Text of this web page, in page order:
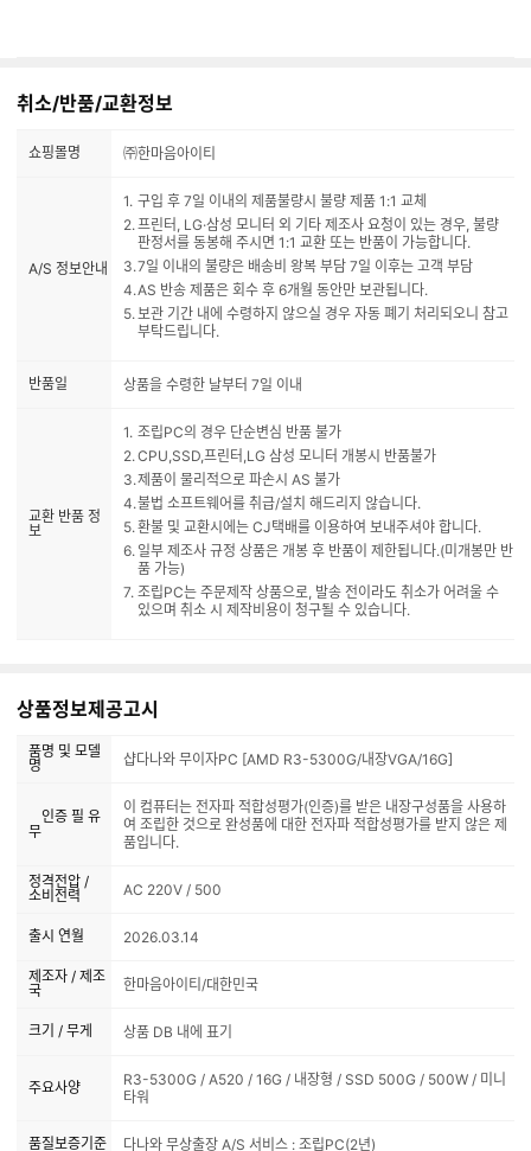
취소/반품/교환정보
쇼핑몰명 ㈜한마음아이티
A/S 정보안내
구입 후 7일 이내의 제품불량시 불량 제품 1:1 교체
프린터, LG·삼성 모니터 외 기타 제조사 요청이 있는 경우, 불량
판정서를 동봉해 주시면 1:1 교환 또는 반품이 가능합니다.
7일 이내의 불량은 배송비 왕복 부담 7일 이후는 고객 부담
AS 반송 제품은 회수 후 6개월 동안만 보관됩니다.
보관 기간 내에 수령하지 않으실 경우 자동 폐기 처리되오니 참고
부탁드립니다.
반품일 상품을 수령한 날부터 7일 이내
교환 반품 정
보
조립PC의 경우 단순변심 반품 불가
CPU,SSD,프린터,LG 삼성 모니터 개봉시 반품불가
제품이 물리적으로 파손시 AS 불가
불법 소프트웨어를 취급/설치 해드리지 않습니다.
환불 및 교환시에는 CJ택배를 이용하여 보내주셔야 합니다.
일부 제조사 규정 상품은 개봉 후 반품이 제한됩니다.(미개봉만 반
품 가능)
조립PC는 주문제작 상품으로, 발송 전이라도 취소가 어려울 수
있으며 취소 시 제작비용이 청구될 수 있습니다.
상품정보제공고시
품명 및 모델
명
샵다나와 무이자PC [AMD R3-5300G/내장VGA/16G]
인증 필 유
무
이 컴퓨터는 전자파 적합성평가(인증)를 받은 내장구성품을 사용하
여 조립한 것으로 완성품에 대한 전자파 적합성평가를 받지 않은 제
품입니다.
정격전압 /
소비전력
AC 220V / 500
출시 연월 2026.03.14
제조자 / 제조
국
한마음아이티/대한민국
크기 / 무게 상품 DB 내에 표기
주요사양
R3-5300G / A520 / 16G / 내장형 / SSD 500G / 500W / 미니
타워
품질보증기준 다나와 무상출장 A/S 서비스 : 조립PC(2년)